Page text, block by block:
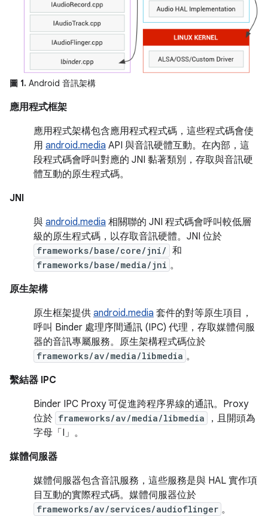
圖 1. Android 音訊架構
應用程式框架
應用程式架構包含應用程式程式碼，這些程式碼會使
用 android.media API 與音訊硬體互動。在內部，這
段程式碼會呼叫對應的 JNI 黏著類別，存取與音訊硬
體互動的原生程式碼。
JNI
與 android.media 相關聯的 JNI 程式碼會呼叫較低層
級的原生程式碼，以存取音訊硬體。JNI 位於
frameworks/base/core/jni/ 和
frameworks/base/media/jni 。
原生架構
原生框架提供 android.media 套件的對等原生項目，
呼叫 Binder 處理序間通訊 (IPC) 代理，存取媒體伺服
器的音訊專屬服務。原生架構程式碼位於
frameworks/av/media/libmedia 。
繫結器 IPC
Binder IPC Proxy 可促進跨程序界線的通訊。Proxy
位於 frameworks/av/media/libmedia
，且開頭為
字母「I」。
媒體伺服器
媒體伺服器包含音訊服務，這些服務是與 HAL 實作項
目互動的實際程式碼。媒體伺服器位於
frameworks/av/services/audioflinger 。